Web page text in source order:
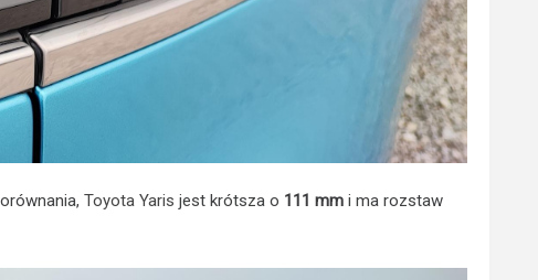
Toyota Yaris jest krótsza o 111 mm i ma rozstaw